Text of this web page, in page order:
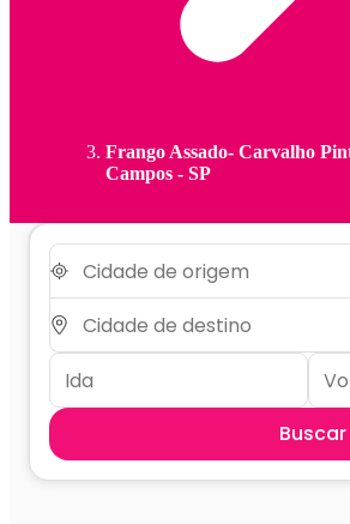
Frango Assado- Carvalho
Campos - SP
Buscar